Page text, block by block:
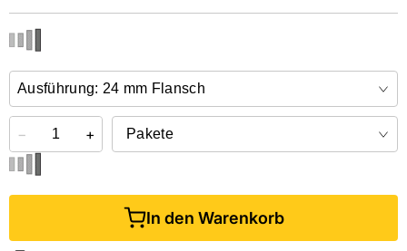
Online kaufen &kostenlosin der Niederlassung abholen
− +
In den Warenkorb